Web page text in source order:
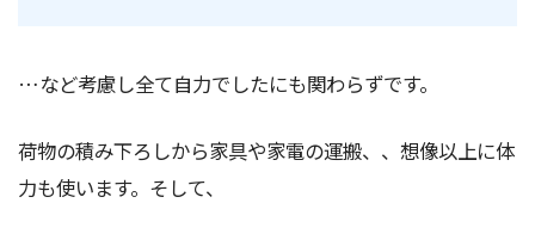
…など考慮し全て自力でしたにも関わらずです。
荷物の積み下ろしから家具や家電の運搬、、想像以上に体
力も使います。そして、